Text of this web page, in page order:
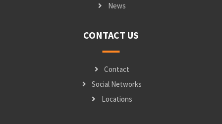
News
CONTACT US
Contact
Social Networks
Locations